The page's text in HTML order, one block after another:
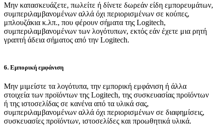
Μην κατασκευάζετε, πωλείτε ή δίνετε δωρεάν είδη εμπορευμάτων,
συμπεριλαμβανομένων αλλά όχι περιορισμένων σε κούπες,
μπλουζάκια κ.λπ., που φέρουν σήματα της Logitech,
συμπεριλαμβανομένων των λογότυπων, εκτός εάν έχετε μια ρητή
γραπτή άδεια σήματος από την Logitech.
6. Εμπορική εμφάνιση
Μην μιμείστε τα λογότυπα, την εμπορική εμφάνιση ή άλλα
στοιχεία των προϊόντων της Logitech, της συσκευασίας προϊόντων
ή της ιστοσελίδας σε κανένα από τα υλικά σας,
συμπεριλαμβανομένων αλλά όχι περιορισμένων σε διαφημίσεις,
συσκευασίες προϊόντων, ιστοσελίδες και προωθητικά υλικά.